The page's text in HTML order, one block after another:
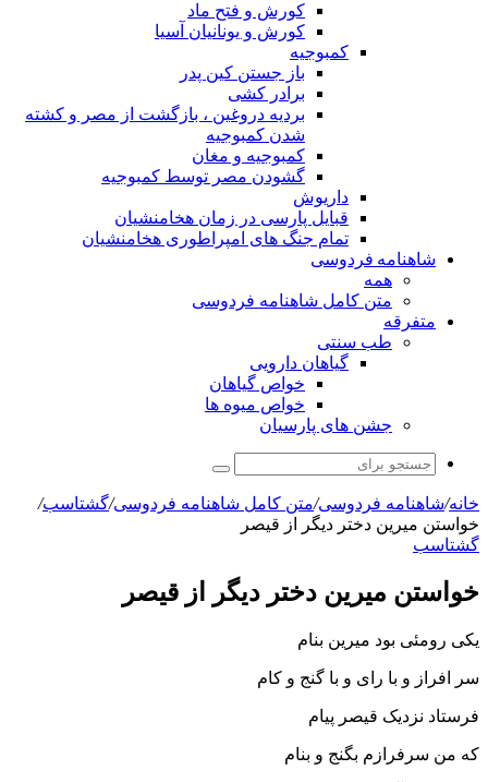
کورش و فتح ماد
کورش و یونانیان آسیا
کمبوجیه
باز جستن کین پدر
برادر کشی
بردیه دروغین ، بازگشت از مصر و کشته
شدن کمبوجیه
کمبوجیه و مغان
گشودن مصر توسط کمبوجیه
داریوش
قبایل پارسی در زمان هخامنشیان
تمام جنگ های امپراطوری هخامنشیان
شاهنامه فردوسی
همه
متن کامل شاهنامه فردوسی
متفرقه
طب سنتی
گیاهان دارویی
خواص گیاهان
خواص میوه ها
جشن های پارسیان
جستجو
برای
خانه/شاهنامه فردوسی/متن کامل شاهنامه فردوسی/گشتاسب/
خواستن میرین دختر دیگر از قیصر
گشتاسب
خواستن میرین دختر دیگر از قیصر
یکى رومئى بود میرین بنام
سر افراز و با راى و با گنج و کام‏
فرستاد نزدیک قیصر پیام
که من سرفرازم بگنج و بنام‏